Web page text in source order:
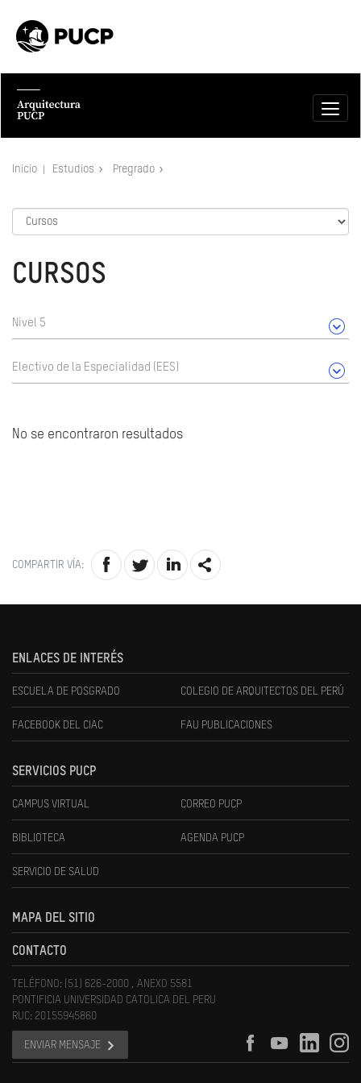
Inicio Estudios Pregrado
CURSOS
Nivel 5
Electivo de la Especialidad (EES)
No se encontraron resultados
COMPARTIR VÍA:
ENLACES DE INTERÉS
ESCUELA DE POSGRADO COLEGIO DE ARQUITECTOS DEL PERÚ
FACEBOOK DEL CIAC FAU PUBLICACIONES
SERVICIOS PUCP
CAMPUS VIRTUAL CORREO PUCP
BIBLIOTECA AGENDA PUCP
SERVICIO DE SALUD
MAPA DEL SITIO
CONTACTO
TELÉFONO: (51) 626-2000 , ANEXO 5581
PONTIFICIA UNIVERSIDAD CATOLICA DEL PERU
RUC: 20155945860
ENVIAR MENSAJE